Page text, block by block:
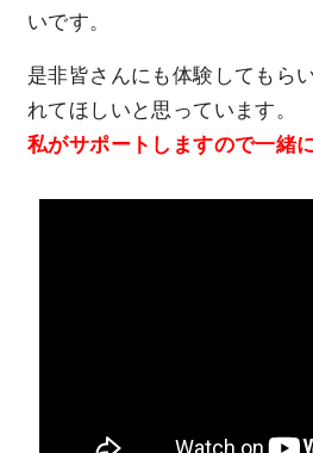
いです。
是非皆さんにも体験してもら
れてほしいと思っています。
私がサポートしますので一緒